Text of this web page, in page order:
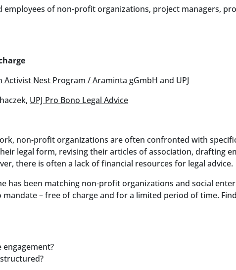
employees of non-profit organizations, project managers,
Activist Nest Program / Araminta gGmbH and UPJ
UPJ Pro Bono Legal Advice
non-profit organizations are often confronted with
legal form, revising their articles of association, drafting
there is often a lack of financial resources for legal advice.
has been matching non-profit organizations and social
– free of charge and for a limited period of time.